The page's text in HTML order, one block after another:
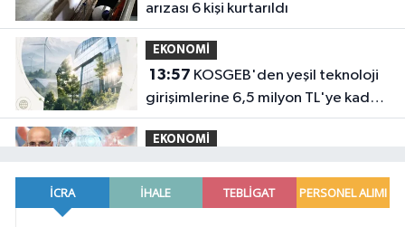
arızası 6 kişi kurtarıldı
EKONOMİ
13:57
girişimlerine 6,5 milyon TL'ye kadar
destek
EKONOMİ
kaynaklarında yapay zekâ dönemi